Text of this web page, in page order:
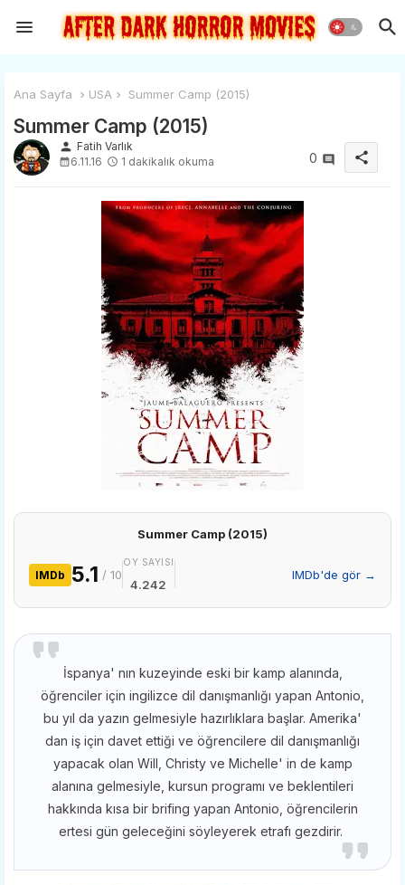
Ana Sayfa USA Summer Camp (2015)
Summer Camp (2015)
person Fatih Varlık
6.11.16
1 dakikalık okuma 0 share
Summer Camp (2015)
IMDb 5.1 / 10
OY SAYISI
4.242
IMDb'de gör →
İspanya' nın kuzeyinde eski bir kamp alanında,
öğrenciler için ingilizce dil danışmanlığı yapan Antonio,
bu yıl da yazın gelmesiyle hazırlıklara başlar. Amerika'
dan iş için davet ettiği ve öğrencilere dil danışmanlığı
yapacak olan Will, Christy ve Michelle' in de kamp
alanına gelmesiyle, kursun programı ve beklentileri
hakkında kısa bir brifing yapan Antonio, öğrencilerin
ertesi gün geleceğini söyleyerek etrafı gezdirir.